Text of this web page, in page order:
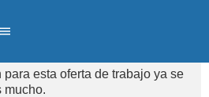
esta oferta de trabajo ya se
mucho.